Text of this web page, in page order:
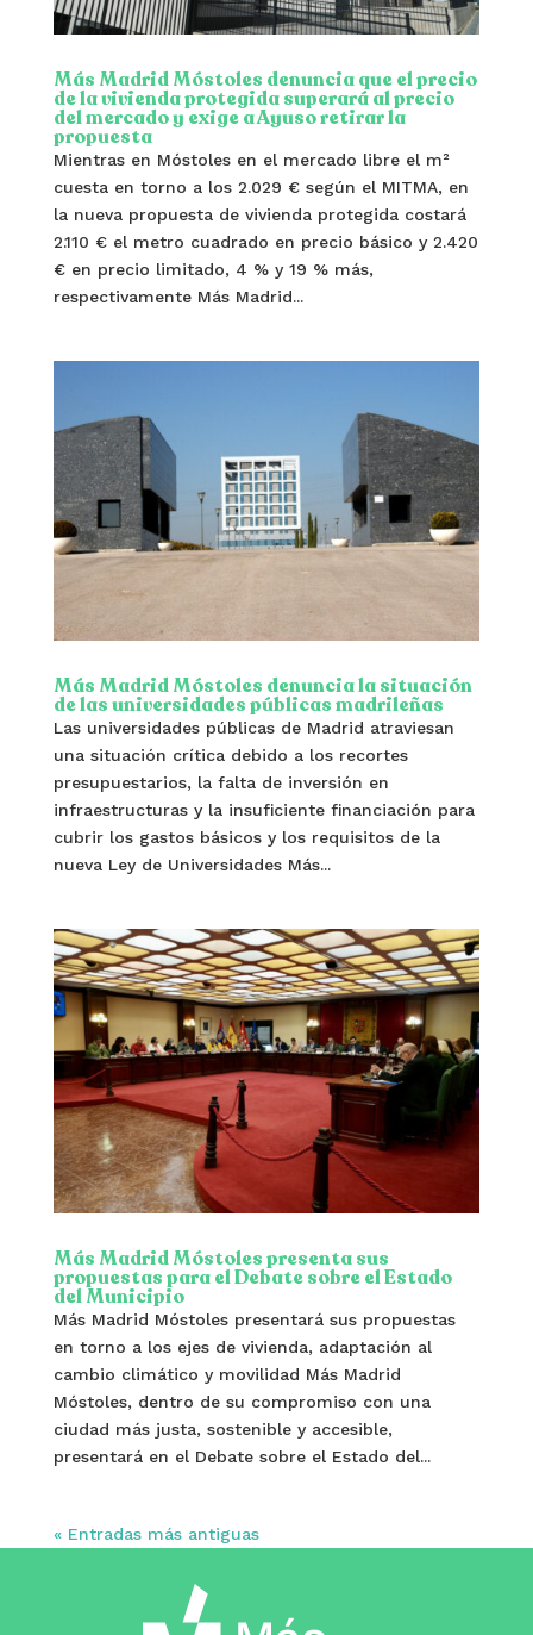
Más Madrid Móstoles denuncia que el precio
de la vivienda protegida superará al precio
del mercado y exige a Ayuso retirar la
propuesta
Mientras en Móstoles en el mercado libre el m²
cuesta en torno a los 2.029 € según el MITMA, en
la nueva propuesta de vivienda protegida costará
2.110 € el metro cuadrado en precio básico y 2.420
€ en precio limitado, 4 % y 19 % más,
respectivamente Más Madrid...
Más Madrid Móstoles denuncia la situación
de las universidades públicas madrileñas
Las universidades públicas de Madrid atraviesan
una situación crítica debido a los recortes
presupuestarios, la falta de inversión en
infraestructuras y la insuficiente financiación para
cubrir los gastos básicos y los requisitos de la
nueva Ley de Universidades Más...
Más Madrid Móstoles presenta sus
propuestas para el Debate sobre el Estado
del Municipio
Más Madrid Móstoles presentará sus propuestas
en torno a los ejes de vivienda, adaptación al
cambio climático y movilidad Más Madrid
Móstoles, dentro de su compromiso con una
ciudad más justa, sostenible y accesible,
presentará en el Debate sobre el Estado del...
« Entradas más antiguas